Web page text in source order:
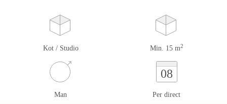
Kot / Studio Min. 15 m2
Man
08
Per direct